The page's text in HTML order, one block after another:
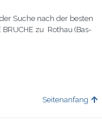
Suche nach der besten
zu Rothau (Bas-
Seitenanfang